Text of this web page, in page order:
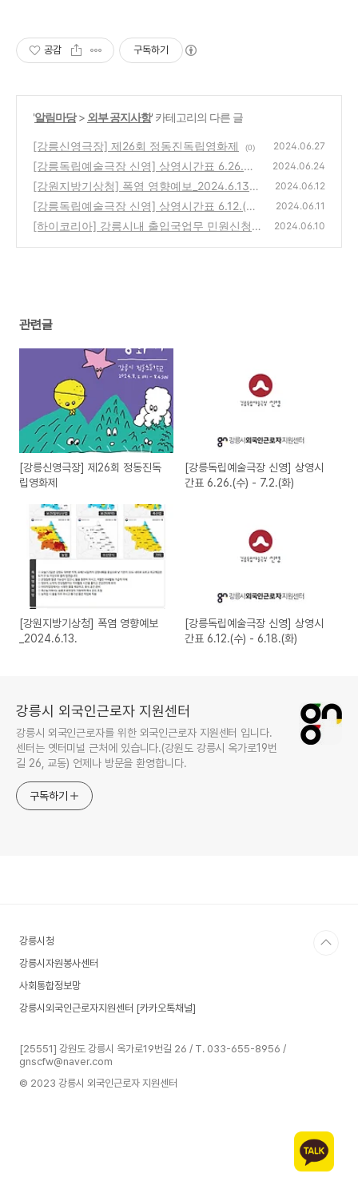
공감 구독하기
'알림마당> 외부 공지사항' 카테고리의 다른 글
[강릉신영극장] 제26회 정동진독립영화제 (0) 2024.06.27
[강릉독립예술극장 신영] 상영시간표 6.26.
(수) - 7.2.(화)
(0)
2024.06.24
[강원지방기상청] 폭염 영향예보_2024.6.13.
(0)
2024.06.12
[강릉독립예술극장 신영] 상영시간표 6.12.(수)
- 6.18.(화)
(0)
2024.06.11
[하이코리아] 강릉시내 출입국업무 민원신청
2024.06.10
관련글
[강릉신영극장] 제26회 정동진독
립영화제
[강릉독립예술극장 신영] 상영시
간표 6.26.(수) - 7.2.(화)
[강원지방기상청] 폭염 영향예보
_2024.6.13.
[강릉독립예술극장 신영] 상영시
간표 6.12.(수) - 6.18.(화)
강릉시 외국인근로자 지원센터
강릉시 외국인근로자를 위한 외국인근로자 지원센터 입니다.
센터는 옛터미널 근처에 있습니다.(강원도 강릉시 옥가로19번
길 26, 교동) 언제나 방문을 환영합니다.
구독하기
강릉시청
강릉시자원봉사센터
사회통합정보망
강릉시외국인근로자지원센터 [카카오톡채널]
[25551] 강원도 강릉시 옥가로19번길 26 / T. 033-655-8956 /
gnscfw@naver.com
© 2023 강릉시 외국인근로자 지원센터